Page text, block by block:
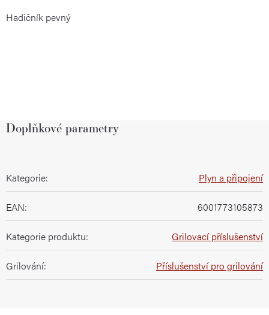
Hadičník pevný
Doplňkové parametry
Kategorie: Plyn a připojení
EAN: 6001773105873
Kategorie produktu: Grilovací příslušenství
Grilování: Příslušenství pro grilování